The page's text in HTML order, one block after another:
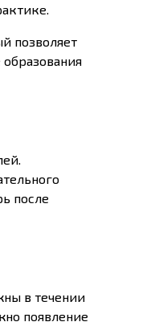
позволяет
после
в течении
появление